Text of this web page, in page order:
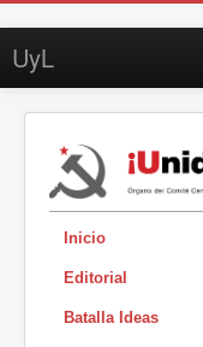
UyL
Suscripción
Sobre UyL
Edición impresa
Buscar
Inicio
Editorial
Batalla Ideas